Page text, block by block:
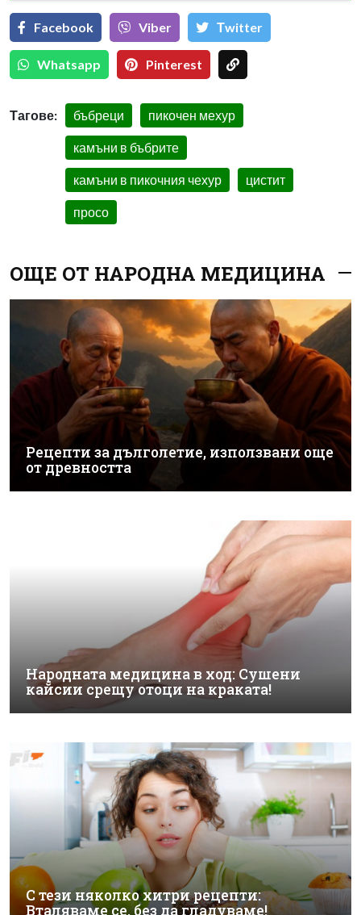
Facebook Viber Тwitter
Whatsapp Pinterest
Тагове: бъбреци пикочен мехур
камъни в бъбрите
камъни в пикочния чехур цистит
просо
ОЩЕ ОТ НАРОДНА МЕДИЦИНА
Рецепти за дълголетие, използвани още
от древността
Народната медицина в ход: Сушени
кайсии срещу отоци на краката!
С тези няколко хитри рецепти:
Вталяваме се, без да гладуваме!